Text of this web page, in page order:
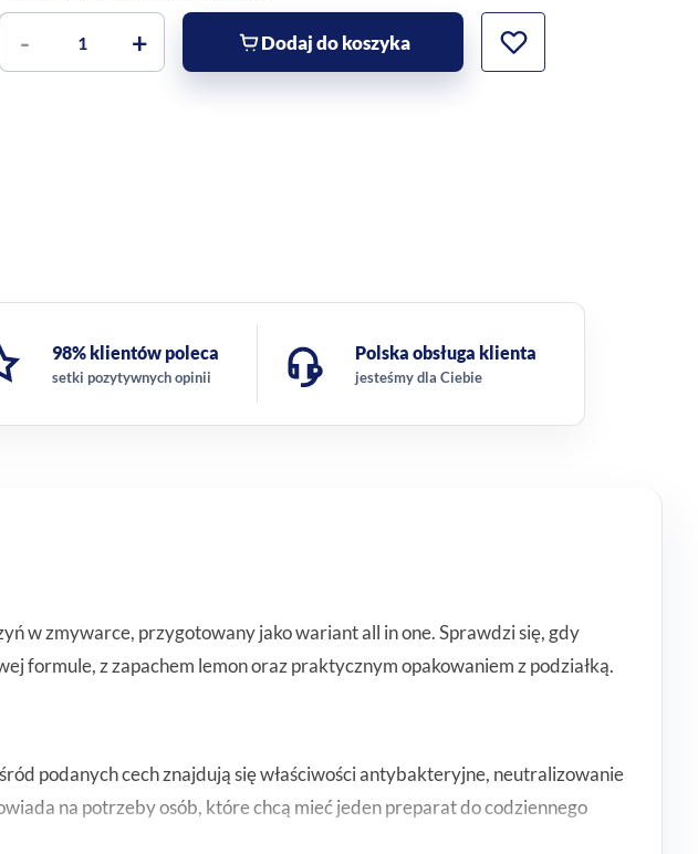
- + Dodaj do koszyka
98% klientów poleca
setki pozytywnych opinii
Polska obsługa klienta
jesteśmy dla Ciebie
w zmywarce, przygotowany jako wariant all in one. Sprawdzi się, gdy
formule, z zapachem lemon oraz praktycznym opakowaniem z podziałką.
podanych cech znajdują się właściwości antybakteryjne, neutralizowanie
na potrzeby osób, które chcą mieć jeden preparat do codziennego